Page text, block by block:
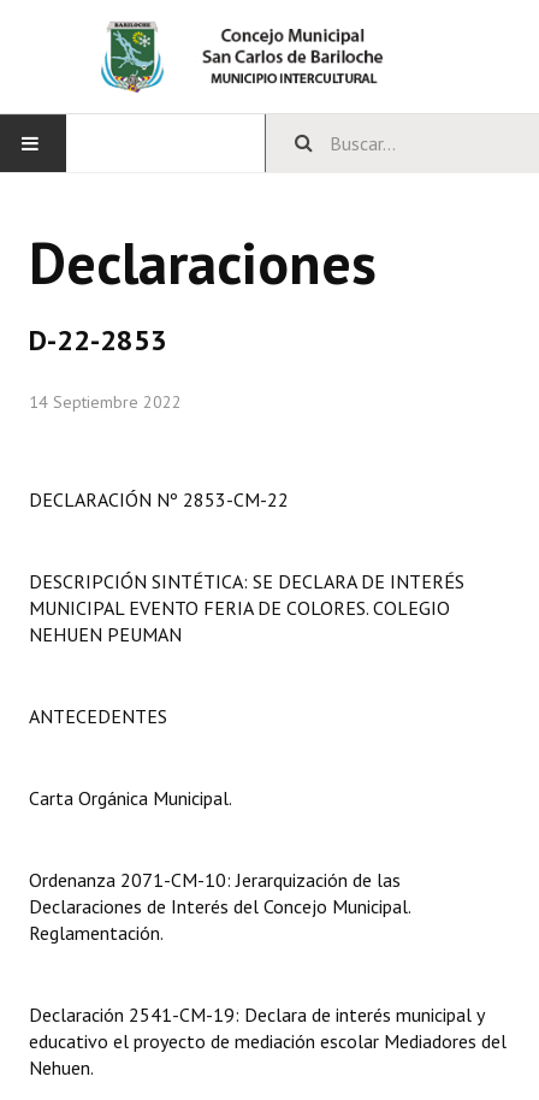
CONCEJO
Comisiones Permanentes
LEGISLACIÓN
Constitución Provincial
Digesto
Organigrama
Informes de Gestión
Proyectos Presentados
Declaraciones
D-22-2853
14 Septiembre 2022
DECLARACIÓN Nº 2853-CM-22
DESCRIPCIÓN SINTÉTICA: SE DECLARA DE INTERÉS
MUNICIPAL EVENTO FERIA DE COLORES. COLEGIO
NEHUEN PEUMAN
ANTECEDENTES
Carta Orgánica Municipal.
Ordenanza 2071-CM-10: Jerarquización de las
Declaraciones de Interés del Concejo Municipal.
Reglamentación.
Declaración 2541-CM-19: Declara de interés municipal y
educativo el proyecto de mediación escolar Mediadores del
Nehuen.